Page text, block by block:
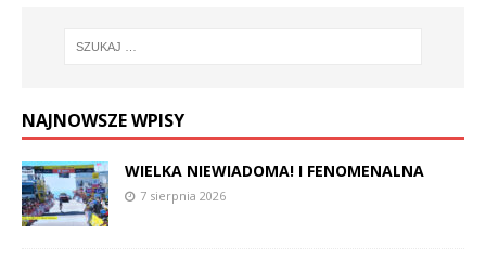
NAJNOWSZE WPISY
WIELKA NIEWIADOMA! I FENOMENALNA
7 sierpnia 2026